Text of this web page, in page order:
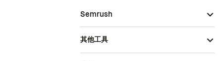
Semrush
其他工具